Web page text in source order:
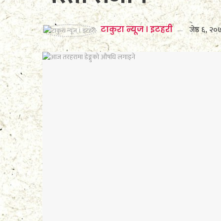
टाकुरा न्यूज । इटहरी जेष्ठ ६,